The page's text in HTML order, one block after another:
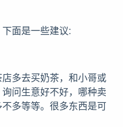
面是一些建议:
多去买奶茶，和小哥或
问生意好不好，哪种卖
多等等。很多东西是可